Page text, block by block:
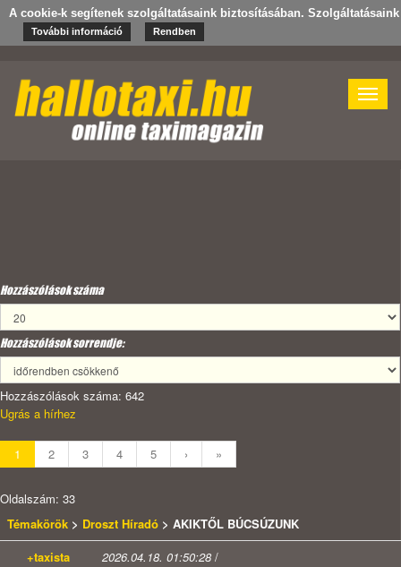
A cookie-k segítenek szolgáltatásaink biztosításában.
További információ Rendben
Toggle
Hozzászólások száma
Hozzászólások sorrendje:
Hozzászólások száma: 642
Ugrás a hírhez
1 2 3 4 5 › »
Oldalszám: 33
Témakörök > Droszt Híradó > AKIKTŐL BÚCSÚZUNK
+taxista
2026.04.18. 01:50:28 /